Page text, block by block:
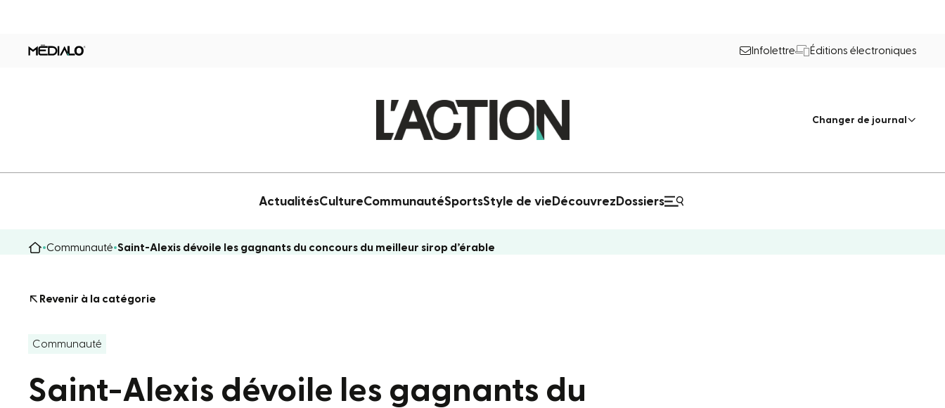
Infolettre Éditions électroniques
Changer de journal
ActualitésCultureCommunautéSportsStyle de vie Découvrez Dossiers
Communauté Saint-Alexis dévoile les gagnants du concours du meilleur sirop d’érable
Revenir à la catégorie
Communauté
Saint-Alexis dévoile les gagnants du